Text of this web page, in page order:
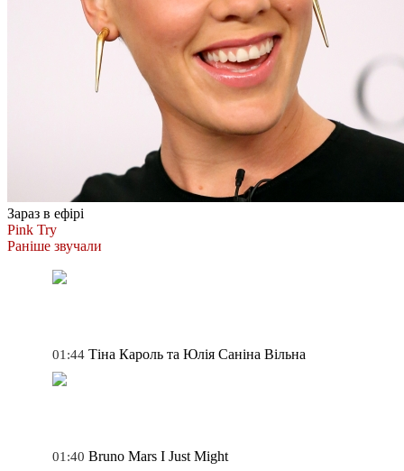
Зараз в ефірі
Pink Try
Раніше звучали
01:44 Тіна Кароль та Юлія Саніна Вільна
01:40 Bruno Mars I Just Might